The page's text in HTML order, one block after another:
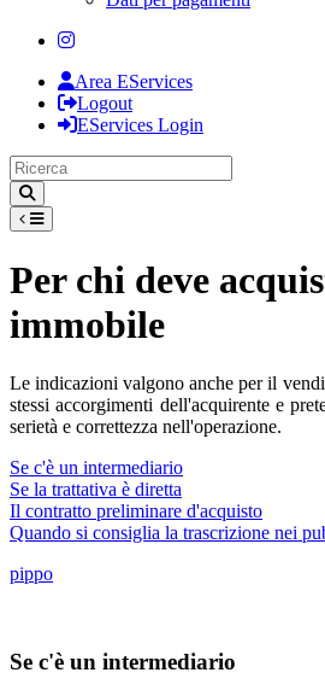
Area EServices
Logout
EServices Login
Per chi deve
immobile
Le indicazioni valgono anche per il
stessi accorgimenti dell'acquirente e
serietà e correttezza nell'operazione.
Se c'è un intermediario
Se la trattativa è diretta
Il contratto preliminare d'acquisto
Quando si consiglia la trascrizione nei
pippo
Se c'è un intermediario